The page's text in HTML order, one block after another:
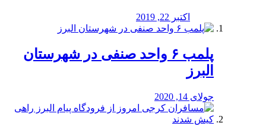
اکتبر 22, 2019
پلمب ۶ واحد صنفی در شهرستان
البرز
جولای 14, 2020